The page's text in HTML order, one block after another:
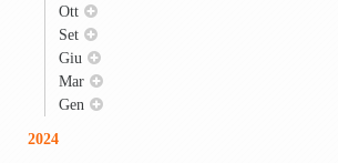
Ott
Set
Giu
Mar
Gen
2024